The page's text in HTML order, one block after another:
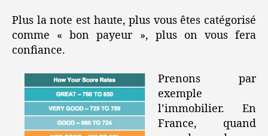
Plus la note est haute, plus vous êtes catégorisé
comme « bon payeur », plus on vous fera
confiance.
Prenons par
exemple
l’immobilier. En
France, quand